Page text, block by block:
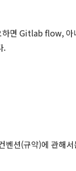
면 Gitlab flow,
.
벤션(규약)에 관해